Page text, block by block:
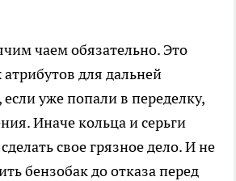
чаем обязательно. Это
для дальней
если уже попали в переделку,
Иначе кольца и серьги
свое грязное дело. И не
бензобак до отказа перед